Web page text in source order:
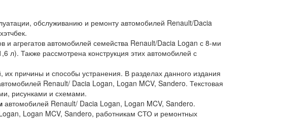
обслуживанию и ремонту автомобилей Renault/Dacia
и агрегатов автомобилей семейства Renault/Dacia Logan с 8-ми
Также рассмотрена конструкция этих автомобилей с
причины и способы устранения. В разделах данного издания
Renault/ Dacia Logan, Logan MCV, Sandero. Текстовая
рисунками и схемами.
автомобилей Renault/ Dacia Logan, Logan MCV, Sandero.
Logan MCV, Sandero, работникам СТО и ремонтных